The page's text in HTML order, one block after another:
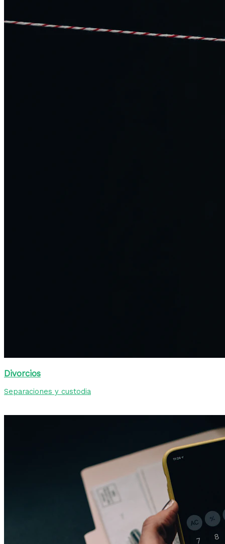
Divorcios
Separaciones y custodia